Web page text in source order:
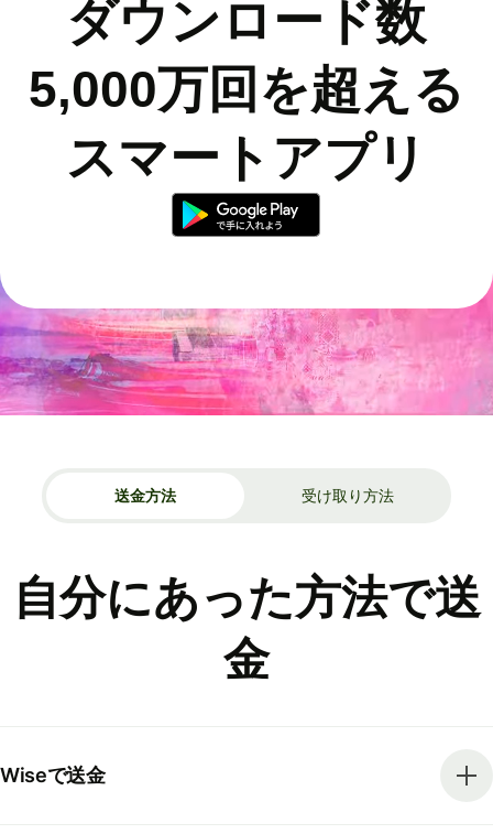
ダウンロード数
5,000万回を超える
スマートアプリ
送金方法 受け取り方法
自分にあった方法で送
金
Wiseで送金